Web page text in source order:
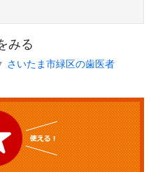
みる
さいたま市緑区の歯医者